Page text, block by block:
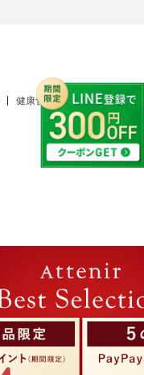
健康食品